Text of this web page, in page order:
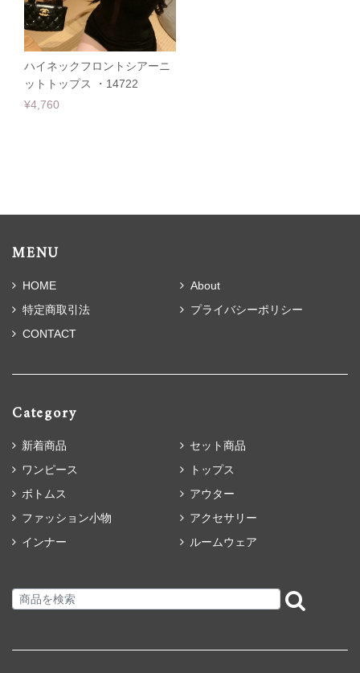
ハイネックフロントシアーニ
ットトップス ・14722
¥4,760
MENU
HOME
About
特定商取引法
プライバシーポリシー
CONTACT
Category
新着商品
セット商品
ワンピース
トップス
ボトムス
アウター
ファッション小物
アクセサリー
インナー
ルームウェア